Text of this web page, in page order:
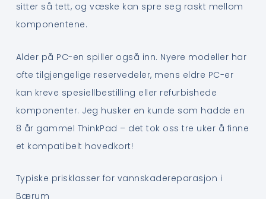
sitter så tett, og væske kan spre seg raskt mellom
komponentene.
Alder på PC-en spiller også inn. Nyere modeller har
ofte tilgjengelige reservedeler, mens eldre PC-er
kan kreve spesiellbestilling eller refurbishede
komponenter. Jeg husker en kunde som hadde en
8 år gammel ThinkPad – det tok oss tre uker å finne
et kompatibelt hovedkort!
Typiske prisklasser for vannskadereparasjon i
Bærum